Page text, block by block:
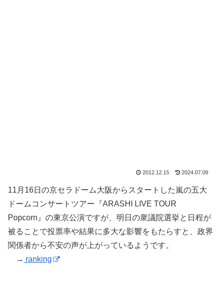
2012.12.15 2024.07.09
11月16日の京セラドーム大阪からスタートした嵐の五大
ドームコンサートツアー『ARASHI LIVE TOUR
Popcorn』の東京公演ですが、明日の衆議院選挙と日程が
被ることで投票率や結果に多大な影響をもたらすと、政界
関係者から不安の声が上がっているようです。
→ ranking